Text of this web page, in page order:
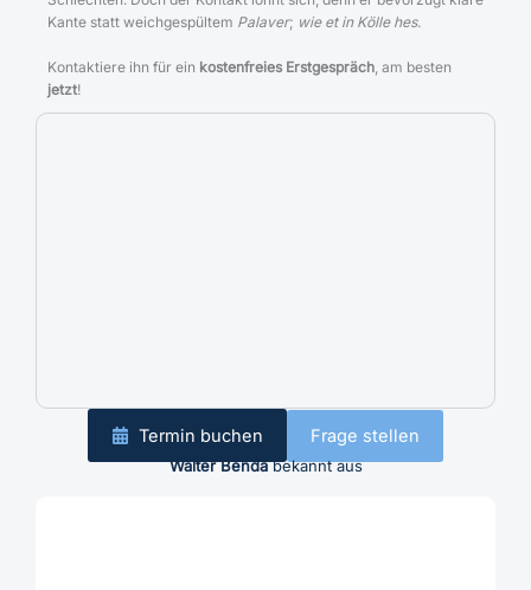
Kante statt weichgespültem Palaver; wie et in Kölle hes.
Kontaktiere ihn für ein kostenfreies Erstgespräch, am besten
jetzt!
Termin buchen Frage stellen
Walter Bendabekannt aus